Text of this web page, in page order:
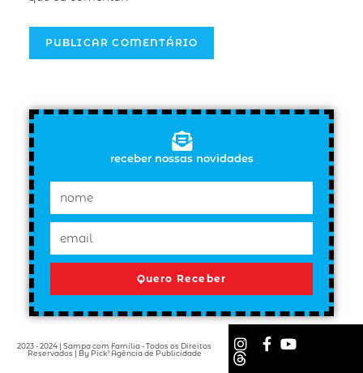
receber nossas novidades
Quero Receber
2023 - 2024 | Sampa com Família - Todos os Direitos
Reservados | By Pick! Agência de Publicidade